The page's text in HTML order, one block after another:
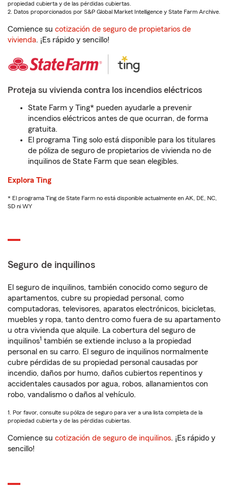
propiedad cubierta y de las pérdidas cubiertas.
2. Datos proporcionados por S&P Global Market Intelligence y State Farm Archive.
Comience su cotización de seguro de propietarios de
vivienda. ¡Es rápido y sencillo!
Proteja su vivienda contra los incendios eléctricos
State Farm y Ting* pueden ayudarle a prevenir
incendios eléctricos antes de que ocurran, de forma
gratuita.
El programa Ting solo está disponible para los titulares
de póliza de seguro de propietarios de vivienda no de
inquilinos de State Farm que sean elegibles.
Explora Ting
* El programa Ting de State Farm no está disponible actualmente en AK, DE, NC,
SD ni WY
Seguro de inquilinos
El seguro de inquilinos, también conocido como seguro de
apartamentos, cubre su propiedad personal, como
computadoras, televisores, aparatos electrónicos, bicicletas,
muebles y ropa, tanto dentro como fuera de su apartamento
u otra vivienda que alquile. La cobertura del seguro de
inquilinos1 también se extiende incluso a la propiedad
personal en su carro. El seguro de inquilinos normalmente
cubre pérdidas de su propiedad personal causadas por
incendio, daños por humo, daños cubiertos repentinos y
accidentales causados por agua, robos, allanamientos con
robo, vandalismo o daños al vehículo.
1. Por favor, consulte su póliza de seguro para ver a una lista completa de la
propiedad cubierta y de las pérdidas cubiertas.
Comience su cotización de seguro de inquilinos. ¡Es rápido y
sencillo!